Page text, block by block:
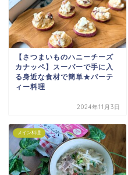
【さつまいものハニーチーズ
カナッペ】スーパーで手に入
る身近な食材で簡単★パーテ
ィー料理
2024年11月3日
メイン料理